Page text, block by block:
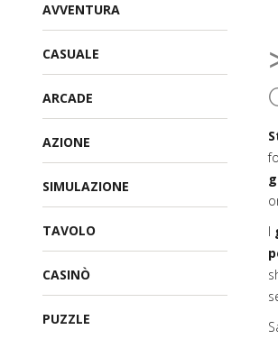
AVVENTURA
CASUALE
ARCADE
AZIONE
SIMULAZIONE
TAVOLO
CASINÒ
PUZZLE
I